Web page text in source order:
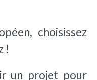
choisissez
!
un projet pour